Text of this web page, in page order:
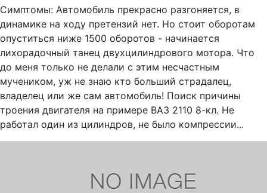
Симптомы: Автомобиль прекрасно разгоняется, в
динамике на ходу претензий нет. Но стоит оборотам
опуститься ниже 1500 оборотов - начинается
лихорадочный танец двухцилиндрового мотора. Что
до меня только не делали с этим несчастным
мучеником, уж не знаю кто больший страдалец,
владелец или же сам автомобиль! Поиск причины
троения двигателя на примере ВАЗ 2110 8-кл. Не
работал один из цилиндров, не было компрессии...